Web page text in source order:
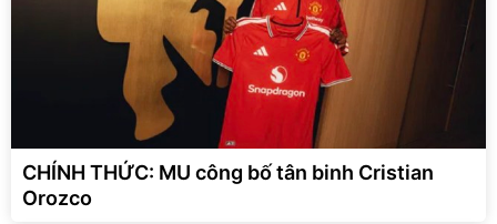
CHÍNH THỨC: MU công bố tân binh Cristian
Orozco